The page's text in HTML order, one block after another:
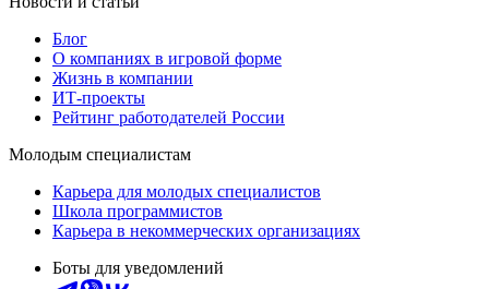
Блог
О компаниях в игровой форме
Жизнь в компании
ИТ-проекты
Рейтинг работодателей России
Молодым специалистам
Карьера для молодых специалистов
Школа программистов
Карьера в некоммерческих организациях
Боты для уведомлений